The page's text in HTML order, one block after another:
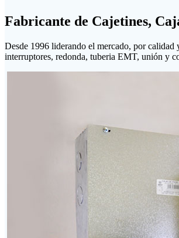
Fabricante de Cajetines,
Desde 1996 liderando el mercado, por
interruptores, redonda, tuberia EMT, unión y